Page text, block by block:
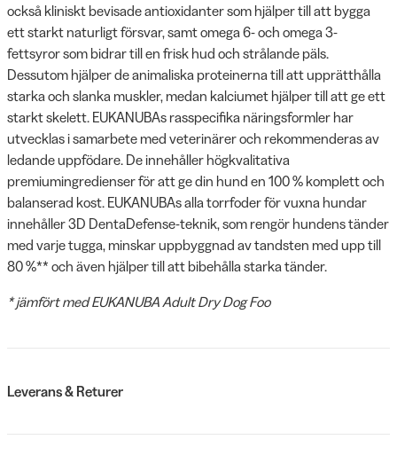
också kliniskt bevisade antioxidanter som hjälper till att bygga
ett starkt naturligt försvar, samt omega 6- och omega 3-
fettsyror som bidrar till en frisk hud och strålande päls.
Dessutom hjälper de animaliska proteinerna till att upprätthålla
starka och slanka muskler, medan kalciumet hjälper till att ge ett
starkt skelett. EUKANUBAs rasspecifika näringsformler har
utvecklas i samarbete med veterinärer och rekommenderas av
ledande uppfödare. De innehåller högkvalitativa
premiumingredienser för att ge din hund en 100 % komplett och
balanserad kost. EUKANUBAs alla torrfoder för vuxna hundar
innehåller 3D DentaDefense-teknik, som rengör hundens tänder
med varje tugga, minskar uppbyggnad av tandsten med upp till
80 %** och även hjälper till att bibehålla starka tänder.
* jämfört med EUKANUBA Adult Dry Dog Foo
Leverans & Returer